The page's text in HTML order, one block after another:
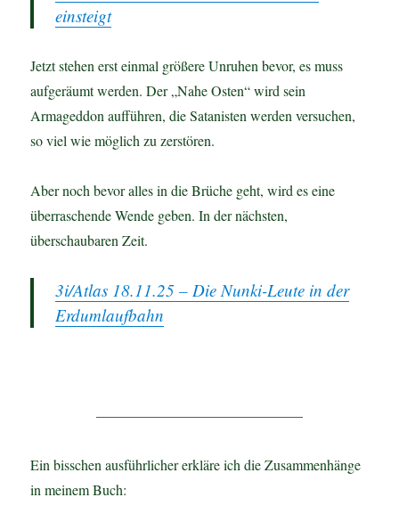
einsteigt
Jetzt stehen erst einmal größere Unruhen bevor, es muss
aufgeräumt werden. Der „Nahe Osten“ wird sein
Armageddon aufführen, die Satanisten werden versuchen,
so viel wie möglich zu zerstören.
Aber noch bevor alles in die Brüche geht, wird es eine
überraschende Wende geben. In der nächsten,
überschaubaren Zeit.
3i/Atlas 18.11.25 – Die Nunki-Leute in der
Erdumlaufbahn
——————————————–
Ein bisschen ausführlicher erkläre ich die Zusammenhänge
in meinem Buch: